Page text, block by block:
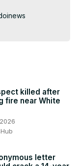
killed after
fire near White
letter